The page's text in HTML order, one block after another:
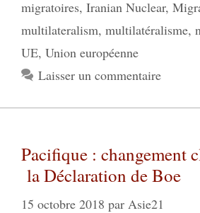
migratoires, Iranian Nuclear,
multilateralism, multilatéralisme,
UE, Union européenne
Laisser un commentaire
Pacifique : changement
la Déclaration de Boe
15 octobre 2018 par Asie21